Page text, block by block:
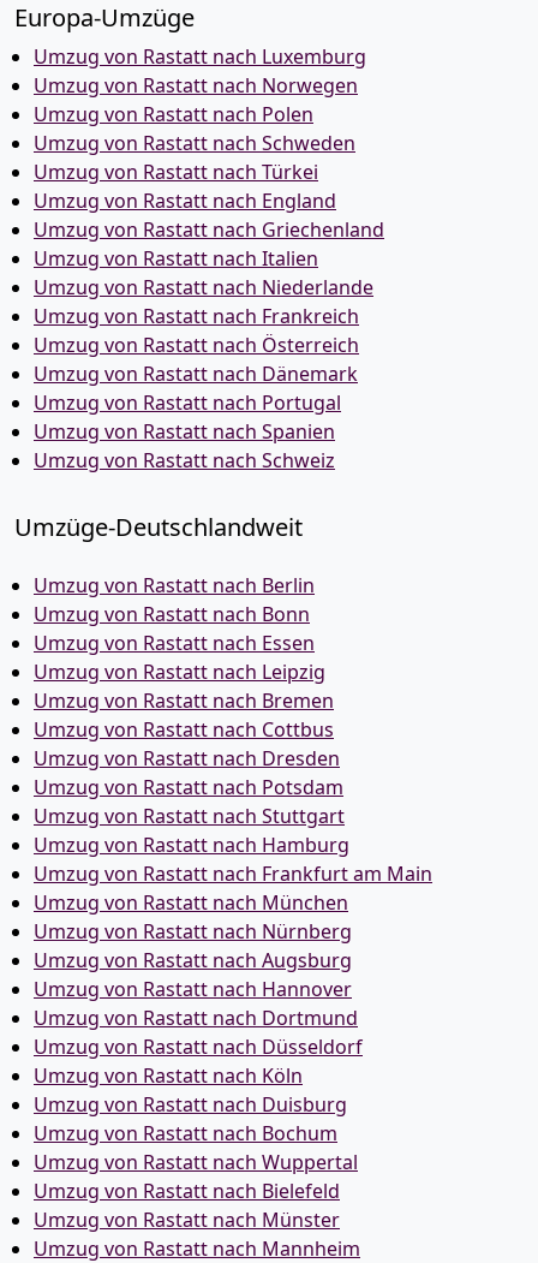
Europa-Umzüge
Umzug von Rastatt nach Luxemburg
Umzug von Rastatt nach Norwegen
Umzug von Rastatt nach Polen
Umzug von Rastatt nach Schweden
Umzug von Rastatt nach Türkei
Umzug von Rastatt nach England
Umzug von Rastatt nach Griechenland
Umzug von Rastatt nach Italien
Umzug von Rastatt nach Niederlande
Umzug von Rastatt nach Frankreich
Umzug von Rastatt nach Österreich
Umzug von Rastatt nach Dänemark
Umzug von Rastatt nach Portugal
Umzug von Rastatt nach Spanien
Umzug von Rastatt nach Schweiz
Umzüge-Deutschlandweit
Umzug von Rastatt nach Berlin
Umzug von Rastatt nach Bonn
Umzug von Rastatt nach Essen
Umzug von Rastatt nach Leipzig
Umzug von Rastatt nach Bremen
Umzug von Rastatt nach Cottbus
Umzug von Rastatt nach Dresden
Umzug von Rastatt nach Potsdam
Umzug von Rastatt nach Stuttgart
Umzug von Rastatt nach Hamburg
Umzug von Rastatt nach Frankfurt am Main
Umzug von Rastatt nach München
Umzug von Rastatt nach Nürnberg
Umzug von Rastatt nach Augsburg
Umzug von Rastatt nach Hannover
Umzug von Rastatt nach Dortmund
Umzug von Rastatt nach Düsseldorf
Umzug von Rastatt nach Köln
Umzug von Rastatt nach Duisburg
Umzug von Rastatt nach Bochum
Umzug von Rastatt nach Wuppertal
Umzug von Rastatt nach Bielefeld
Umzug von Rastatt nach Münster
Umzug von Rastatt nach Mannheim